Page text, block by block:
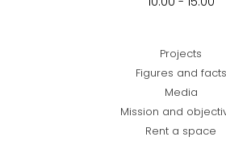
Projects
Figures and facts
Media
Mission and
Rent a space